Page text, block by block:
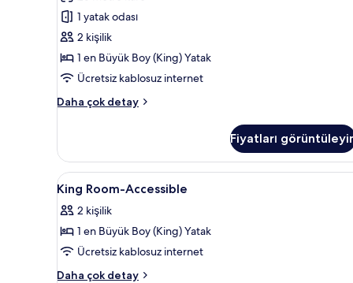
(King)
Boy
Yatak
için
tüm
fotoğrafları
1 yatak odası
2 kişilik
1 en Büyük Boy (King) Yatak
Ücretsiz kablosuz internet
Daha çok detay
Deluxe
Büyük
(King)
Boy
Yatak
hakkında
daha
fazla
detay
Fiyatları
King
Room-
Accessible
için
tüm
fotoğrafları
Yastık yüzeyli yatak, odada
3
King Room-Accessible
2 kişilik
1 en Büyük Boy (King) Yatak
Ücretsiz kablosuz internet
Daha çok detay
King